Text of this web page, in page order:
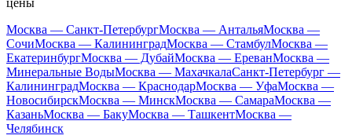
цены
Москва — Санкт-ПетербургМосква — АнтальяМосква —
СочиМосква — КалининградМосква — СтамбулМосква —
ЕкатеринбургМосква — ДубайМосква — ЕреванМосква —
Минеральные ВодыМосква — МахачкалаСанкт-Петербург —
КалининградМосква — КраснодарМосква — УфаМосква —
НовосибирскМосква — МинскМосква — СамараМосква —
КазаньМосква — БакуМосква — ТашкентМосква —
Челябинск